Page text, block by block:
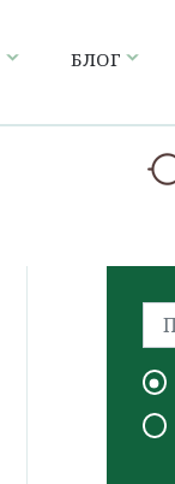
БЛОГ